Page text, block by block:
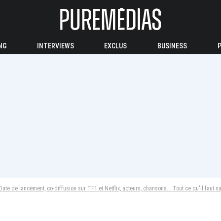
INTERVIEWS EXCLUS BUSINESS
de lancement, co-diffusion sur TF1 et Netflix, acteurs, chansons... Tout ce qu'il faut